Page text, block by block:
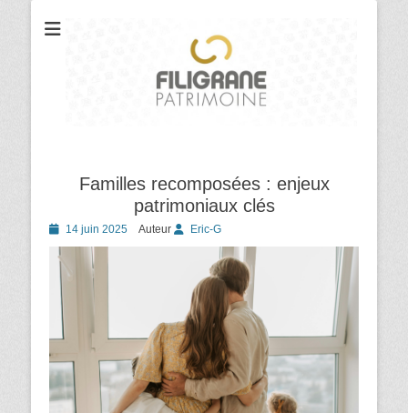
Familles recomposées : enjeux
patrimoniaux clés
Posted
on
14 juin 2025 Auteur Eric-G